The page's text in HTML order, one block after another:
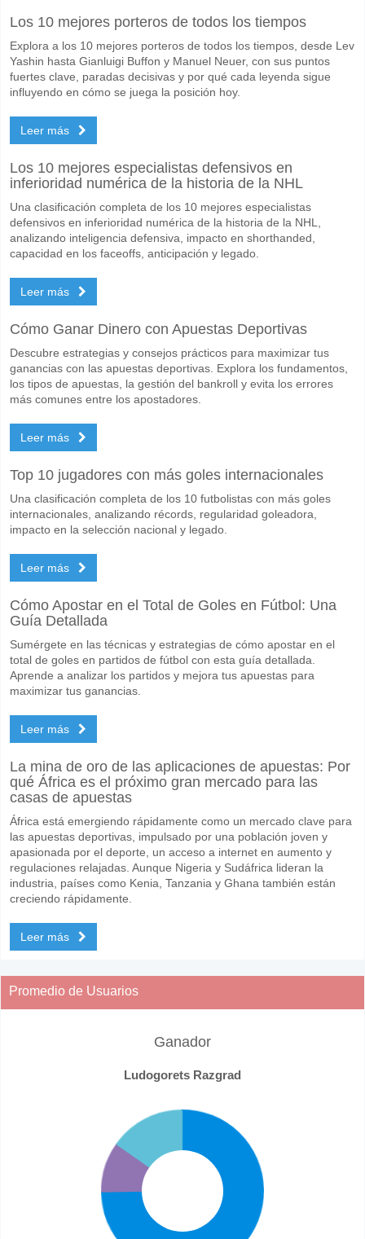
El partido entre Ludogorets Razgrad v Cherno More Varna 09 April
Quién es el equipo favorito para ganar entre
Ludogorets Razgrad para el Ganador del partido, con una
No para Ambos Equipos Marcan, con un porcentaje de 63%.
Cuál es el pronóstico de resultado correcto para
En el lado arriesgado, puede probar el Resultado Correcto de 1-0
Los 10 mejores porteros de todos los tiempos
Explora a los 10 mejores porteros de todos los tiempos, desde Lev
Yashin hasta Gianluigi Buffon y Manuel Neuer, con sus puntos
fuertes clave, paradas decisivas y por qué cada leyenda sigue
influyendo en cómo se juega la posición hoy.
Leer más
Los 10 mejores especialistas defensivos en
inferioridad numérica de la historia de la NHL
Una clasificación completa de los 10 mejores especialistas
defensivos en inferioridad numérica de la historia de la NHL,
analizando inteligencia defensiva, impacto en shorthanded,
capacidad en los faceoffs, anticipación y legado.
Leer más
Cómo Ganar Dinero con Apuestas Deportivas
Descubre estrategias y consejos prácticos para maximizar tus
ganancias con las apuestas deportivas. Explora los fundamentos,
los tipos de apuestas, la gestión del bankroll y evita los errores
más comunes entre los apostadores.
Leer más
Top 10 jugadores con más goles internacionales
Una clasificación completa de los 10 futbolistas con más goles
internacionales, analizando récords, regularidad goleadora,
impacto en la selección nacional y legado.
Leer más
Cómo Apostar en el Total de Goles en Fútbol: Una
Guía Detallada
Sumérgete en las técnicas y estrategias de cómo apostar en el
total de goles en partidos de fútbol con esta guía detallada.
Aprende a analizar los partidos y mejora tus apuestas para
maximizar tus ganancias.
Leer más
La mina de oro de las aplicaciones de apuestas: Por
qué África es el próximo gran mercado para las
casas de apuestas
África está emergiendo rápidamente como un mercado clave para
las apuestas deportivas, impulsado por una población joven y
apasionada por el deporte, un acceso a internet en aumento y
regulaciones relajadas. Aunque Nigeria y Sudáfrica lideran la
industria, países como Kenia, Tanzania y Ghana también están
creciendo rápidamente.
Leer más
Promedio de Usuarios
Ganador
Ludogorets Razgrad